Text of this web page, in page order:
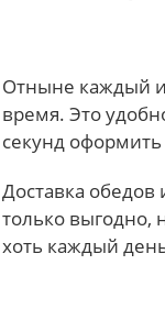
Отныне каждый
время. Это
секунд оформить
Доставка обедов
только выгодно,
хоть каждый